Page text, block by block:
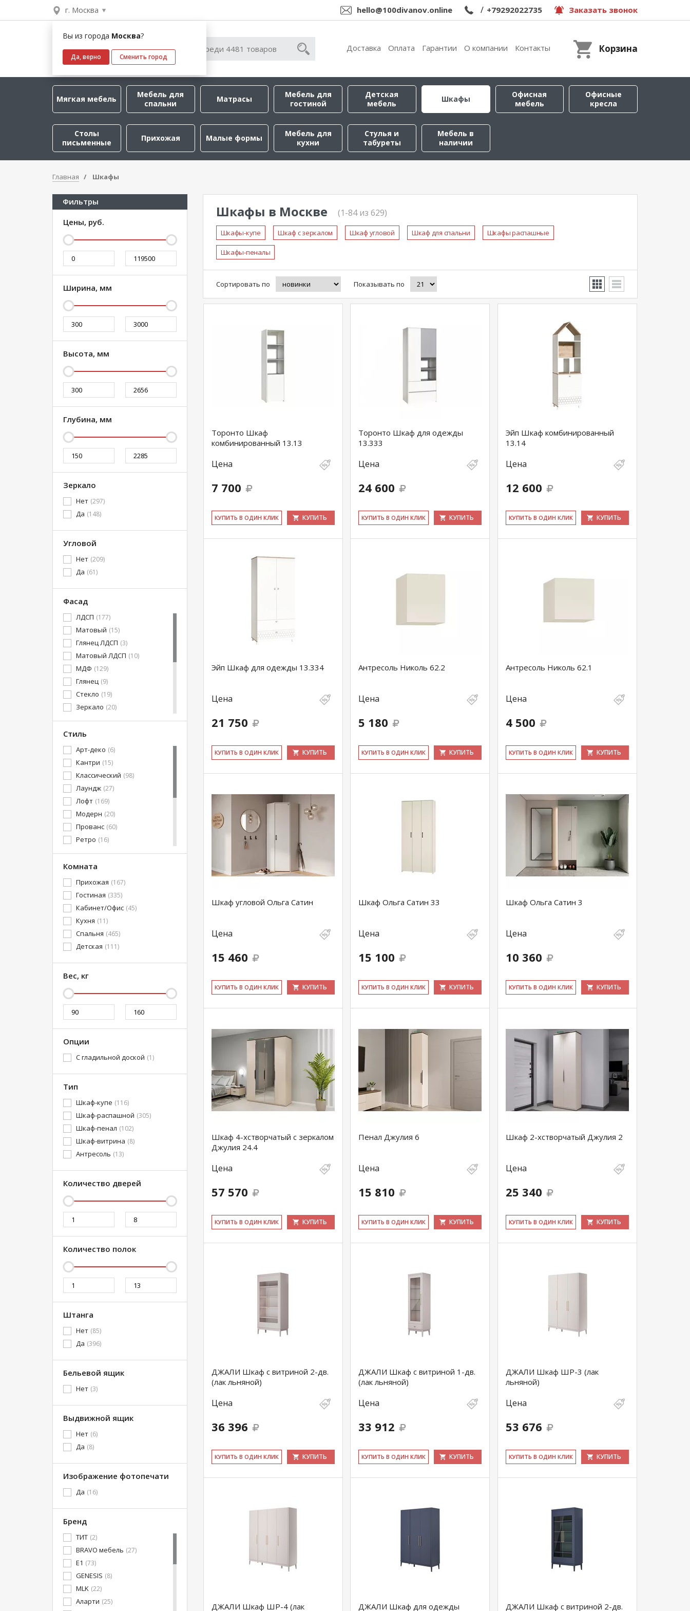
г. Москва
Вы из города Москва?
Да, верно Сменить город
hello@100divanov.online / +79292022735 Заказать звонок
Доставка Оплата Гарантии О компании Контакты Корзина
Мягкая мебель
Мебель для
спальни
Матрасы
Мебель для
гостиной
Детская
мебель
Шкафы
Офисная
мебель
Офисные
кресла
Столы
письменные
Прихожая Малые формы
Мебель для
кухни
Стулья и
табуреты
Мебель в
наличии
Главная Шкафы
Шкафы в Москве (1-84 из 629)
Шкафы-купе Шкаф с зеркалом Шкаф угловой Шкаф для спальни Шкафы распашные
Шкафы-пеналы
Сортировать по Показывать по
Торонто Шкаф
комбинированный 13.13
Цена
7 700
КУ­ПИТЬ В ОДИН КЛИК КУПИТЬ
Торонто Шкаф для одежды
13.333
Цена
24 600
КУ­ПИТЬ В ОДИН КЛИК КУПИТЬ
Эйп Шкаф комбинированный
13.14
Цена
12 600
КУ­ПИТЬ В ОДИН КЛИК КУПИТЬ
Эйп Шкаф для одежды 13.334
Цена
21 750
КУ­ПИТЬ В ОДИН КЛИК КУПИТЬ
Антресоль Николь 62.2
Цена
5 180
КУ­ПИТЬ В ОДИН КЛИК КУПИТЬ
Антресоль Николь 62.1
Цена
4 500
КУ­ПИТЬ В ОДИН КЛИК КУПИТЬ
Шкаф угловой Ольга Сатин
Цена
15 460
КУ­ПИТЬ В ОДИН КЛИК КУПИТЬ
Шкаф Ольга Сатин 33
Цена
15 100
КУ­ПИТЬ В ОДИН КЛИК КУПИТЬ
Шкаф Ольга Сатин 3
Цена
10 360
КУ­ПИТЬ В ОДИН КЛИК КУПИТЬ
Шкаф 4-хстворчатый с зеркалом
Джулия 24.4
Цена
57 570
КУ­ПИТЬ В ОДИН КЛИК КУПИТЬ
Пенал Джулия 6
Цена
15 810
КУ­ПИТЬ В ОДИН КЛИК КУПИТЬ
Шкаф 2-хстворчатый Джулия 2
Цена
25 340
КУ­ПИТЬ В ОДИН КЛИК КУПИТЬ
ДЖАЛИ Шкаф с витриной 2-дв.
(лак льняной)
Цена
36 396
КУ­ПИТЬ В ОДИН КЛИК КУПИТЬ
ДЖАЛИ Шкаф с витриной 1-дв.
(лак льняной)
Цена
33 912
КУ­ПИТЬ В ОДИН КЛИК КУПИТЬ
ДЖАЛИ Шкаф ШР-3 (лак
льняной)
Цена
53 676
КУ­ПИТЬ В ОДИН КЛИК КУПИТЬ
ДЖАЛИ Шкаф ШР-4 (лак
ДЖАЛИ Шкаф для одежды
ДЖАЛИ Шкаф с витриной 2-дв.
Фильтры
Цены, руб.
Ширина, мм
Высота, мм
Глубина, мм
Зеркало
Нет (297)
Да (148)
Угловой
Нет (209)
Да (61)
Фасад
ЛДСП (177)
Матовый (15)
Глянец ЛДСП (3)
Матовый ЛДСП (10)
МДФ (129)
Глянец (9)
Стекло (19)
Зеркало (20)
Фотопечать(2)
ЛДСП+стекло
ЛДСП+зеркало
Стекло+зеркало
МДФ+Зеркало(1)
МДФ+стекло
ЛДСП/МДФ
МДФ эмаль
Стиль
Арт-деко (6)
Кантри (15)
Классический (98)
Лаундж (27)
Лофт (169)
Модерн (20)
Прованс (60)
Ретро (16)
Хай-Тек(137)
Эко-стиль
Честерфилд (14)
Современный
Барокко (1)
Рококо (14)
Скандинавский
Комната
Прихожая (167)
Гостиная (335)
Кабинет/Офис (45)
Кухня (11)
Спальня (465)
Детская (111)
Вес, кг
Опции
С гладильной доской (1)
Тип
Шкаф-купе (116)
Шкаф-распашной (305)
Шкаф-пенал (102)
Шкаф-витрина (8)
Антресоль (13)
Количество дверей
Количество полок
Штанга
Нет (85)
Да (396)
Бельевой ящик
Нет (3)
Выдвижной ящик
Нет (6)
Да (8)
Изображение фотопечати
Да (16)
Бренд
ТИТ (2)
BRAVO мебель (27)
E1 (73)
GENESIS (8)
MLK (22)
Аларти (25)